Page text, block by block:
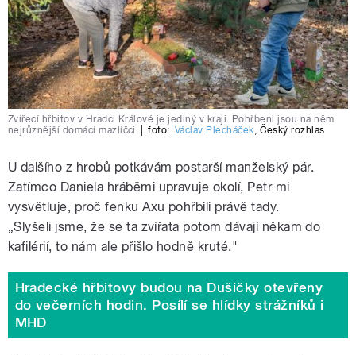
Zvířecí hřbitov v Hradci Králové je jediný v kraji. Pohřbeni jsou na něm
nejrůznější domácí mazlíčci
foto: Václav Plecháček, Český rozhlas
U dalšího z hrobů potkávám postarší manželský pár.
Zatímco Daniela hráběmi upravuje okolí, Petr mi
vysvětluje, proč fenku Axu pohřbili právě tady.
„Slyšeli jsme, že se ta zvířata potom dávají někam do
kafilérií, to nám ale přišlo hodně kruté."
Hradecké hřbitovy budou na Dušičky otevřeny
do večerních hodin. Posílí se hlídky strážníků i
MHD